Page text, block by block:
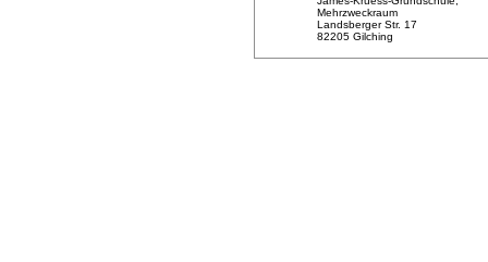
Mehrzweckraum
Landsberger Str. 17
82205 Gilching